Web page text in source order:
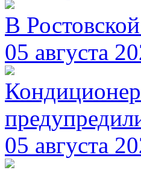
В
05 августа
05 августа